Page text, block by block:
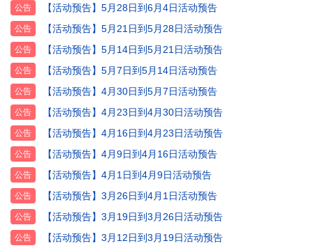
公告 【活动预告】5月28日到6月4日活动预告
公告 【活动预告】5月21日到5月28日活动预告
公告 【活动预告】5月14日到5月21日活动预告
公告 【活动预告】5月7日到5月14日活动预告
公告 【活动预告】4月30日到5月7日活动预告
公告 【活动预告】4月23日到4月30日活动预告
公告 【活动预告】4月16日到4月23日活动预告
公告 【活动预告】4月9日到4月16日活动预告
公告 【活动预告】4月1日到4月9日活动预告
公告 【活动预告】3月26日到4月1日活动预告
公告 【活动预告】3月19日到3月26日活动预告
公告 【活动预告】3月12日到3月19日活动预告